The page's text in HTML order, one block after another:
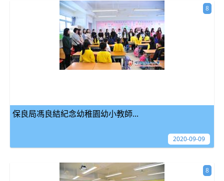
保良局馮良結紀念幼稚園幼小教師...
8
2020-09-09
8